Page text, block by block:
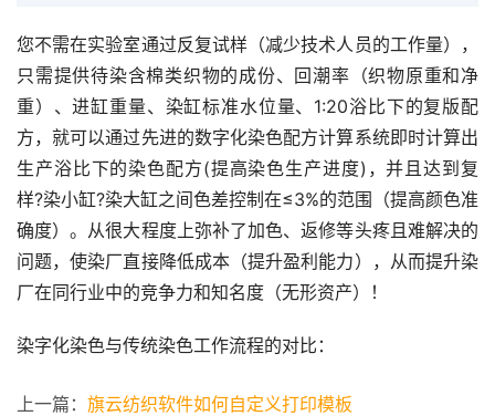
您不需在实验室通过反复试样（减少技术人员的工作量），
只需提供待染含棉类织物的成份、回潮率（织物原重和净
重）、进缸重量、染缸标准水位量、1:20浴比下的复版配
方，就可以通过先进的数字化染色配方计算系统即时计算出
生产浴比下的染色配方(提高染色生产进度)，并且达到复
样?染小缸?染大缸之间色差控制在≤3%的范围（提高颜色准
确度）。从很大程度上弥补了加色、返修等头疼且难解决的
问题，使染厂直接降低成本（提升盈利能力），从而提升染
厂在同行业中的竞争力和知名度（无形资产）！
染字化染色与传统染色工作流程的对比：
上一篇： 旗云纺织软件如何自定义打印模板